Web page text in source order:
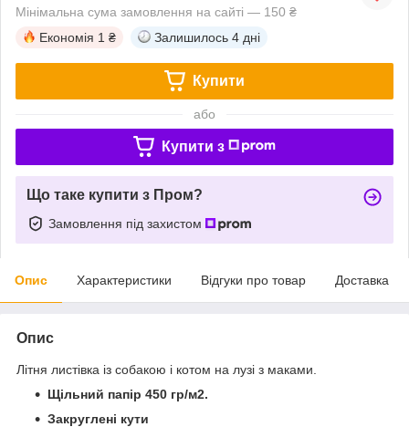
Мінімальна сума замовлення на сайті — 150 ₴
Економія 1 ₴ Залишилось 4 дні
Купити
або
Купити з
Що таке купити з Пром?
Замовлення під захистом
Опис Характеристики Відгуки про товар Доставка
Опис
Літня листівка із собакою і котом на лузі з маками.
Щільний папір 450 гр/м2.
Закруглені кути